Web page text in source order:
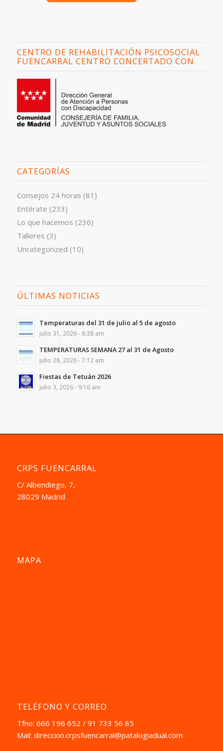
CENTRO DE REHABILITACIÓN PSICOSOCIAL
FUENCARRAL CENTRO CONCERTADO CON
CATEGORÍAS
Consejos 24 horas (81)
Entérate (233)
Lo que hacemos (236)
Talleres (3)
Uncategorized (10)
ÚLTIMAS NOTICIAS
Temperaturas del 31 de julio al 5 de agosto
julio 31, 2026 - 6:38 am
TEMPERATURAS SEMANA 27 al 31 de Agosto
julio 28, 2026 - 7:12 am
Fiestas de Tetuán 2026
julio 3, 2026 - 9:16 am
CRPS FUENCARRAL
C/ Albendiego, 7,
28029 Madrid
MAPA
TELÉFONO Y CORREO
Tfno: 666 196 652 / 91 733 56 85
Mail: direccion.crpsfuencarral@patalogiadual.com